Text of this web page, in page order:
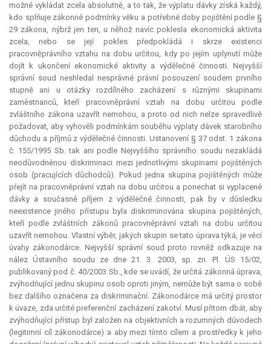
možné vykládat zcela absolutně, a to tak, že výplatu dávky získá každý,
kdo splňuje zákonné podmínky věku a potřebné doby pojištění podle §
29 zákona, nýbrž jen ten, u něhož navíc poklesla ekonomická aktivita
zcela, nebo se její pokles předpokládá i skrze existenci
pracovněprávního vztahu na dobu určitou, kdy po jejím uplynutí může
dojít k ukončení ekonomické aktivity a výdělečné činnosti. Nejvyšší
správní soud neshledal nesprávné právní posouzení soudem prvního
stupně ani u otázky rozdílného zacházení s různými skupinami
zaměstnanců, kteří pracovněprávní vztah na dobu určitou podle
zvláštního zákona uzavřít nemohou, a proto od nich nelze spravedlivě
požadovat, aby vyhověli podmínkám souběhu výplaty dávek starobního
důchodu a příjmů z výdělečné činnosti. Ustanovení § 37 odst. 1 zákona
č. 155/1995 Sb. tak ani podle Nejvyššího správního soudu nezakládá
neodůvodněnou diskriminaci mezi jednotlivými skupinami pojištěných
osob (pracujících důchodců). Pokud jedna skupina pojištěných může
přejít na pracovněprávní vztah na dobu určitou a ponechat si vyplacené
dávky a současně příjem z výdělečné činnosti, pak by v důsledku
neexistence jiného přístupu byla diskriminována skupina pojištěných,
kteří podle zvláštních zákonů pracovněprávní vztah na dobu určitou
uzavřít nemohou. Vlastní výběr, jakých skupin se tato úprava týká, je věcí
úvahy zákonodárce. Nejvyšší správní soud proto rovněž odkazuje na
nález Ústavního soudu ze dne 21. 3. 2003, sp. zn. Pl. ÚS 15/02,
publikovaný pod č. 40/2003 Sb., kde se uvádí, že určitá zákonná úprava,
zvýhodňující jednu skupinu osob oproti jiným, nemůže být sama o sobě
bez dalšího označena za diskriminační. Zákonodárce má určitý prostor
k úvaze, zda určité preferenční zacházení zakotví. Musí přitom dbát, aby
zvýhodňující přístup byl založen na objektivních a rozumných důvodech
(legitimní cíl zákonodárce) a aby mezi tímto cílem a prostředky k jeho